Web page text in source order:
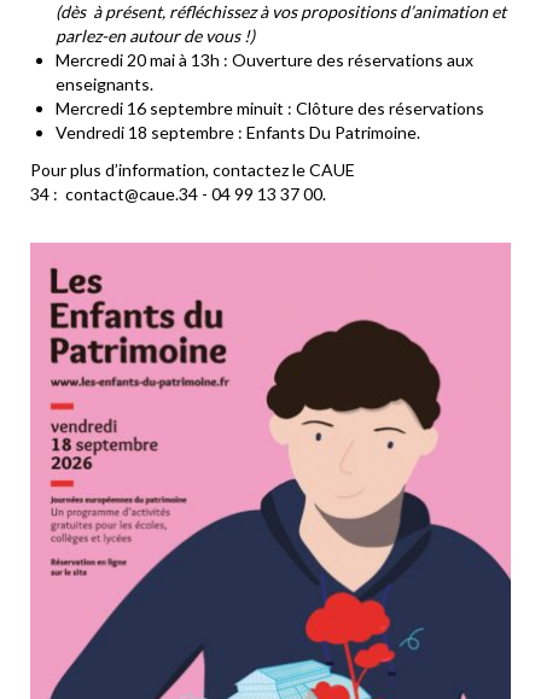
(dès à présent, réfléchissez à vos propositions d’animation et
parlez-en autour de vous !)
Mercredi 20 mai à 13h : Ouverture des réservations aux
enseignants.
Mercredi 16 septembre minuit : Clôture des réservations
Vendredi 18 septembre : Enfants Du Patrimoine.
Pour plus d’information, contactez le CAUE
34 : contact@caue.34 - 04 99 13 37 00.